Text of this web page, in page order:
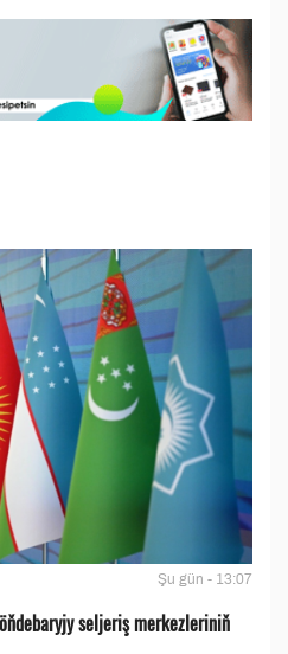
Şu gün - 13:07
seljeriş merkezleriniň